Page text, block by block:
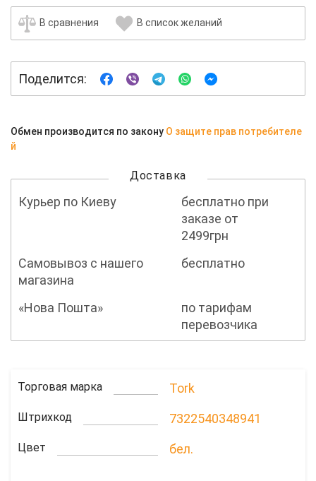
В сравнения В список желаний
Поделится:
Обмен производится по закону О защите прав потребителе
й
Доставка
Курьер по Киеву
бесплатно при
заказе от
2499грн
Самовывоз с нашего
магазина
бесплатно
«Нова Пошта»
по тарифам
перевозчика
Торговая марка Tork
Штрихкод 7322540348941
Цвет бел.